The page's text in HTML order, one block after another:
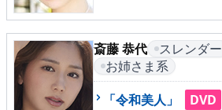
斎藤 恭代 スレンダー
お姉さま系
「令和美人」
DVD